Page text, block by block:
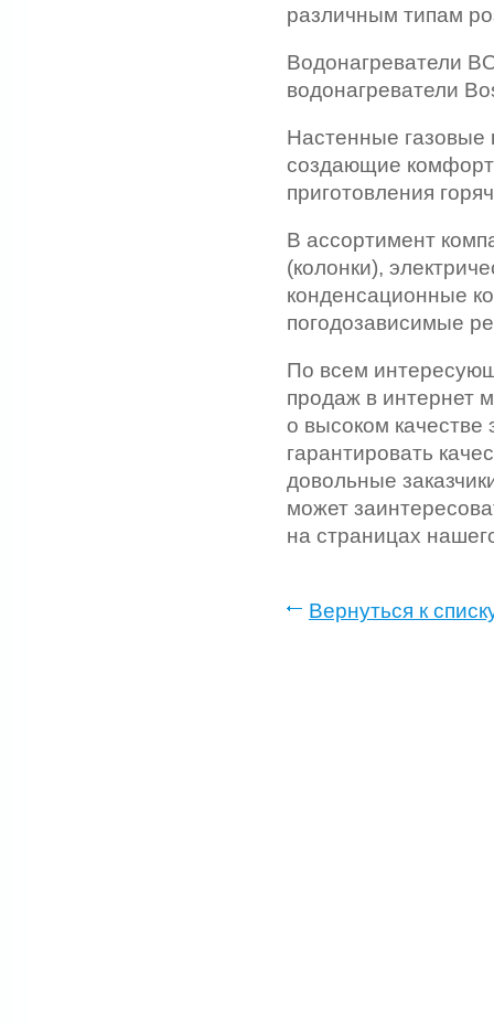
различным типам
Водонагреватели
водонагреватели
Настенные
создающие
приготовления
В ассортимент
(колонки),
конденсационные
погодозависимые
По всем
продаж в интернет
о высоком
гарантировать
довольные
может
на страницах
Вернуться к